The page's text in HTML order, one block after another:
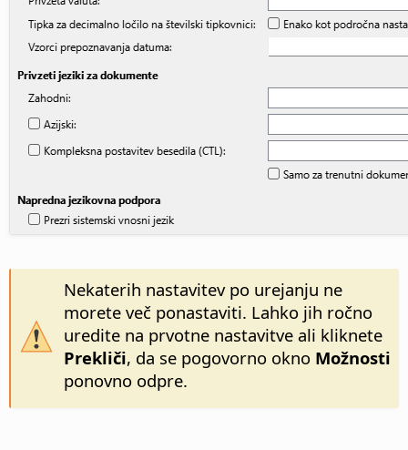
Nekaterih nastavitev po urejanju ne
morete več ponastaviti. Lahko jih ročno
uredite na prvotne nastavitve ali kliknete
Prekliči, da se pogovorno okno Možnosti
ponovno odpre.